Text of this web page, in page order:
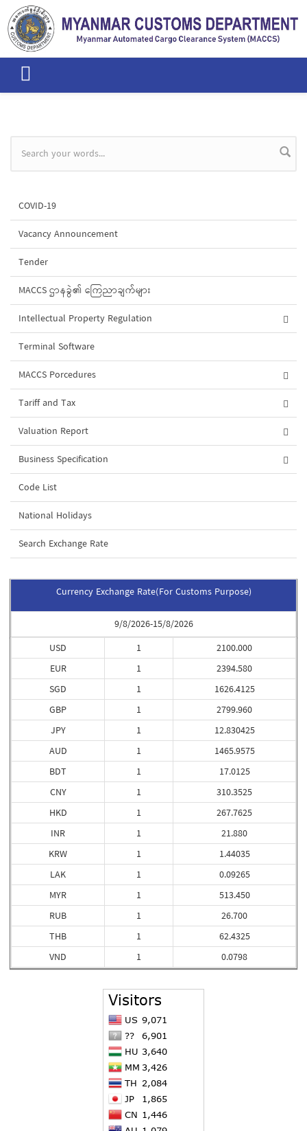
Skip to main content
Search form
COVID-19
Vacancy Announcement
Tender
MACCS ဌာနခွဲ၏ ကြေညာချက်များ
Intellectual Property Regulation
Terminal Software
MACCS Porcedures
Tariff and Tax
Valuation Report
Business Specification
Code List
National Holidays
Search Exchange Rate
Currency Exchange Rate(For Customs Purpose)
9/8/2026-15/8/2026
USD
EUR
SGD
GBP
JPY
AUD
BDT
CNY
HKD
INR
KRW
LAK
MYR
RUB
THB
VND
1
1
1
1
1
1
1
1
1
1
1
1
1
1
1
1
2100.000
2394.580
1626.4125
2799.960
12.830425
1465.9575
17.0125
310.3525
267.7625
21.880
1.44035
0.09265
513.450
26.700
62.4325
0.0798